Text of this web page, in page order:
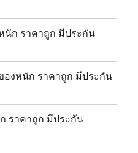
นัก ราคาถูก มีประกัน
องหนัก ราคาถูก มีประกัน
ราคาถูก มีประกัน